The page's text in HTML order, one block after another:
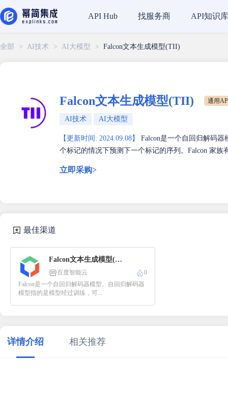
全部 > AI技术 > AI大模型 > Falcon文本生成模型(TII)
Falcon文本生成模型(TII) 通用
AI技术 AI大模型
【更新时间: 2024.09.08】
Falcon是一个自回归解码
个标记的情况下预测下一个标记的序列。Falcon 家族
立即采购>
最佳渠道
Falcon文本生成模型(TII)
百度智能云
0
Falcon是一个自回归解码器模型。自回归解码器
模型指的是模型经过训练，可...
详情介绍 相关推荐
API Hub 找服务商 API知识库